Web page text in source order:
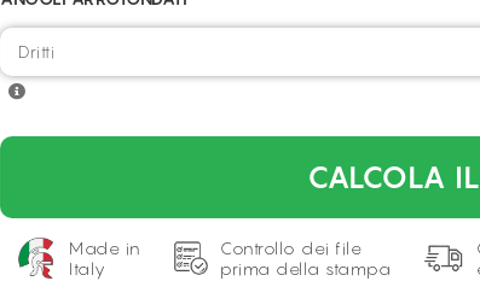
CALCOLA
Made in
Italy
Controllo dei file
prima della stampa